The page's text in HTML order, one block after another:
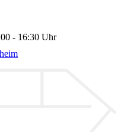
- 16:30 Uhr